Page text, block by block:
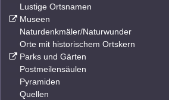
Lustige Ortsnamen
Museen
Naturdenkmäler/Naturwunder
Orte mit historischem Ortskern
Parks und Gärten
Postmeilensäulen
Pyramiden
Quellen